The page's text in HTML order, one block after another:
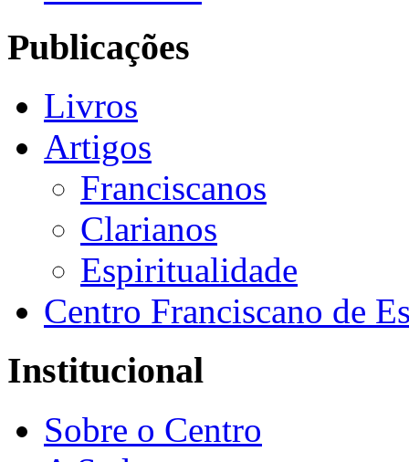
Publicações
Livros
Artigos
Franciscanos
Clarianos
Espiritualidade
Centro Franciscano de
Institucional
Sobre o Centro